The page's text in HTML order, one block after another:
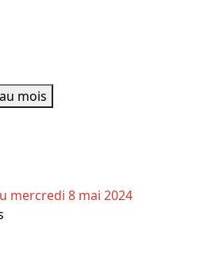
mois
mercredi 8 mai 2024